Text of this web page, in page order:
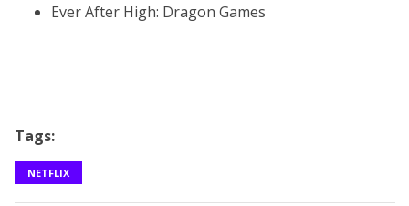
Ever After High: Dragon Games
Tags:
NETFLIX